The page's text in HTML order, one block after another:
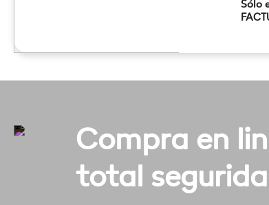
Sólo
Compra en
total